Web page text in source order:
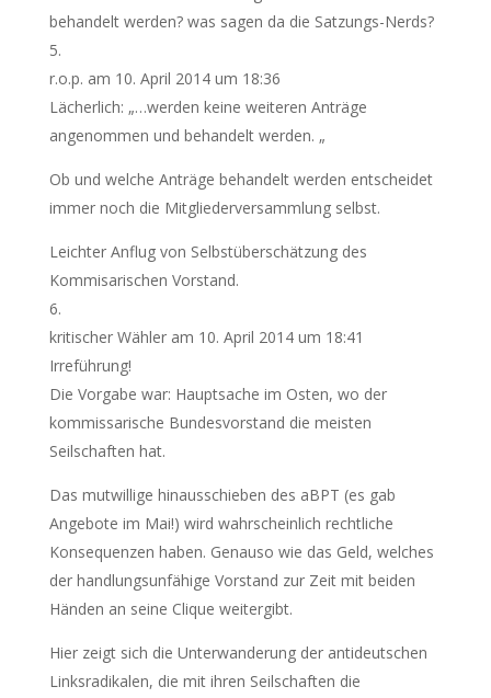
behandelt werden? was sagen da die Satzungs-Nerds?
r.o.p. am 10. April 2014 um 18:36
Lächerlich: „…werden keine weiteren Anträge
angenommen und behandelt werden. „
Ob und welche Anträge behandelt werden entscheidet
immer noch die Mitgliederversammlung selbst.
Leichter Anflug von Selbstüberschätzung des
Kommisarischen Vorstand.
kritischer Wähler am 10. April 2014 um 18:41
Irreführung!
Die Vorgabe war: Hauptsache im Osten, wo der
kommissarische Bundesvorstand die meisten
Seilschaften hat.
Das mutwillige hinausschieben des aBPT (es gab
Angebote im Mai!) wird wahrscheinlich rechtliche
Konsequenzen haben. Genauso wie das Geld, welches
der handlungsunfähige Vorstand zur Zeit mit beiden
Händen an seine Clique weitergibt.
Hier zeigt sich die Unterwanderung der antideutschen
Linksradikalen, die mit ihren Seilschaften die